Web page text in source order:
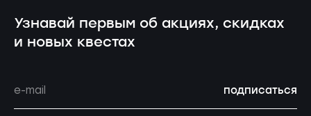
Узнавай первым об акциях, скидках
и новых квестах
подписаться